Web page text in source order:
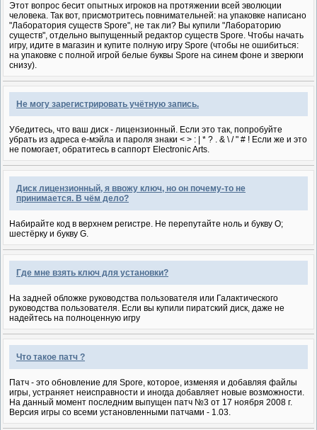
Этот вопрос бесит опытных игроков на протяжении всей эволюции
человека. Так вот, присмотритесь повнимательней: на упаковке написано
"Лаборатория существ Spore", не так ли? Вы купили "Лабораторию
существ", отдельно выпущенный редактор существ Spore. Чтобы начать
игру, идите в магазин и купите полную игру Spore (чтобы не ошибиться:
на упаковке с полной игрой белые буквы Spore на синем фоне и зверюги
снизу).
Не могу зарегистрировать учётную запись.
Убедитесь, что ваш диск - лицензионный. Если это так, попробуйте
убрать из адреса е-мэйла и пароля знаки < > : | * ? . & \ / " # ! Если же и это
не помогает, обратитесь в саппорт Electronic Arts.
Диск лицензионный, я ввожу ключ, но он почему-то не
принимается. В чём дело?
Набирайте код в верхнем регистре. Не перепутайте ноль и букву O;
шестёрку и букву G.
Где мне взять ключ для установки?
На задней обложке руководства пользователя или Галактического
руководства пользователя. Если вы купили пиратский диск, даже не
надейтесь на полноценную игру
Что такое патч ?
Патч - это обновление для Spore, которое, изменяя и добавляя файлы
игры, устраняет неисправности и иногда добавляет новые возможности.
На данный момент последним выпущен патч №3 от 17 ноября 2008 г.
Версия игры со всеми установленными патчами - 1.03.